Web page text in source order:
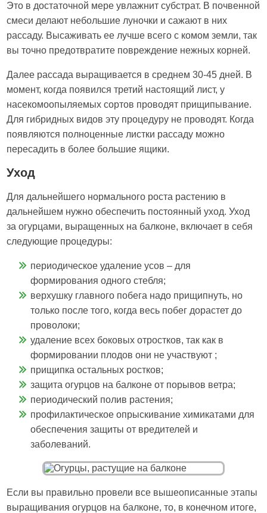
Это в достаточной мере увлажнит субстрат. В почвенной
смеси делают небольшие луночки и сажают в них
рассаду. Высаживать ее лучше всего с комом земли, так
вы точно предотвратите повреждение нежных корней.
Далее рассада выращивается в среднем 30-45 дней. В
момент, когда появился третий настоящий лист, у
насекомоопыляемых сортов проводят прищипывание.
Для гибридных видов эту процедуру не проводят. Когда
появляются полноценные листки рассаду можно
пересадить в более большие ящики.
Уход
Для дальнейшего нормального роста растению в
дальнейшем нужно обеспечить постоянный уход. Уход
за огурцами, выращенных на балконе, включает в себя
следующие процедуры:
периодическое удаление усов – для
формирования одного стебля;
верхушку главного побега надо прищипнуть, но
только после того, когда весь побег дорастет до
проволоки;
удаление всех боковых отростков, так как в
формировании плодов они не участвуют ;
прищипка остальных ростков;
защита огурцов на балконе от порывов ветра;
периодический полив растения;
профилактическое опрыскивание химикатами для
обеспечения защиты от вредителей и
заболеваний.
Если вы правильно провели все вышеописанные этапы
выращивания огурцов на балконе, то, в конечном итоге,